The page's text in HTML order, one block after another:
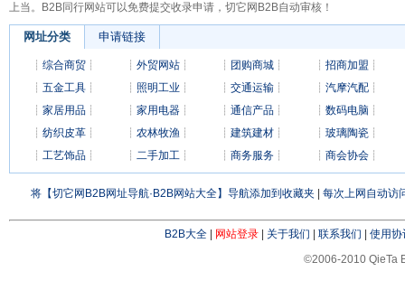
上当。B2B同行网站可以免费提交收录申请，切它网B2B自动审核！
网址分类 申请链接
┊ 综合商贸 ┊ ┊ 外贸网站 ┊ ┊ 团购商城 ┊ ┊ 招商加盟 ┊
┊ 五金工具 ┊ ┊ 照明工业 ┊ ┊ 交通运输 ┊ ┊ 汽摩汽配┊
┊ 家居用品 ┊ ┊ 家用电器 ┊ ┊ 通信产品 ┊ ┊ 数码电脑 ┊
┊ 纺织皮革 ┊ ┊ 农林牧渔 ┊ ┊ 建筑建材 ┊ ┊ 玻璃陶瓷┊
┊ 工艺饰品 ┊ ┊ 二手加工 ┊ ┊ 商务服务 ┊ ┊ 商会协会┊
将【切它网B2B网址导航·B2B网站大全】导航添加到收藏夹 每次上网自动访
B2B大全| 网站登录| 关于我们 联系我们
使用协
©2006-2010 QieTa